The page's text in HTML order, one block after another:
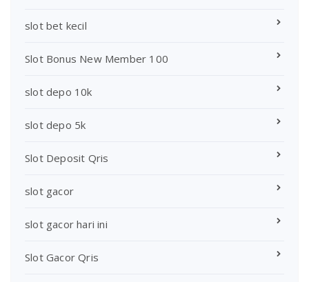
slot bet kecil
Slot Bonus New Member 100
slot depo 10k
slot depo 5k
Slot Deposit Qris
slot gacor
slot gacor hari ini
Slot Gacor Qris